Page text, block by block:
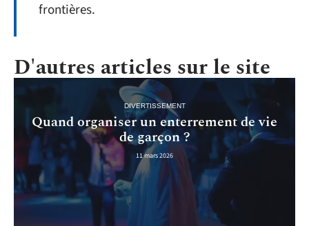
frontières.
D'autres articles sur le site
DIVERTISSEMENT
Quand organiser un enterrement de vie
de garçon ?
11 mars 2026